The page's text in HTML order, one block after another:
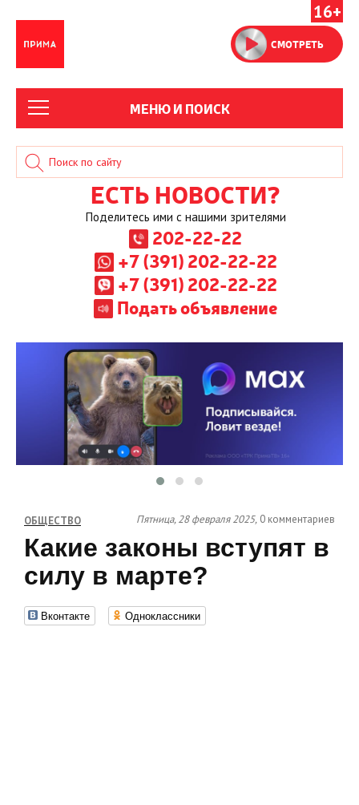
16+
СМОТРЕТЬ
МЕНЮ И ПОИСК
ЕСТЬ НОВОСТИ?
Поделитесь ими с нашими зрителями
202-22-22
+7 (391) 202-22-22
+7 (391) 202-22-22
Подать объявление
ОБЩЕСТВО Пятница, 28 февраля 2025, 0 комментариев
Какие законы вступят в
силу в марте?
Вконтакте Одноклассники